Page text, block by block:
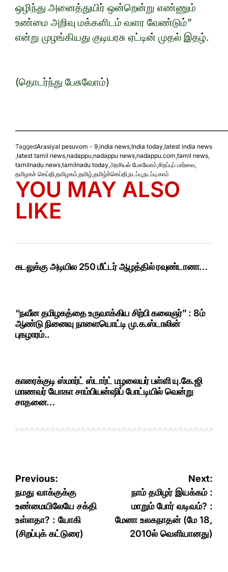
ஒழிந்து அனைத்துயிர் ஒன்றென்று எண்ணும்
உண்மை அறிவு மக்களிடம் வளர வேண்டும்”
என்று முழங்கியது குடியரசு ஏட்டின் முதல் இதழ்.
(தொடர்ந்து பேசுவோம்)
TaggedArasiyal pesuvom - 9,india news,India today,latest india news
,latest tamil news,nadappu,nadappu news,nadappu.com,tamil news,
tamilnadu news,tamilnadu today,அரசியல் பேசுவோம்,சிறப்புப் பார்வை,
தமிழகச் செய்தி,தமிழகம்,தமிழ்,தமிழ்ச்செய்தி,நடப்பு,நடப்பு.காம்
YOU MAY ALSO
LIKE
கடலுக்கு அடியில 250 மீட்டர் ஆழத்தில் ரவுண்டானா…
“நவீன தமிழகத்தை உருவாக்கிய சிற்பி கலைஞர்” : 8ம்
ஆண்டு நினைவு நாளையொட்டி மு.க.ஸ்டாலின்
புகழாரம்..
காரைக்குடி ஸ்மார்ட் ஸ்டார்ட் மழலையர் பள்ளி யு.கே.ஜி
மாணவர் யோகா சாம்பியன்ஷிப் போட்டியில் வென்று
சாதனை…
Post
navigation
Previous:
நமது வாக்குக்கு
உண்மையிலேயே சக்தி
உள்ளதா? : யோகி
(சிறப்புக் கட்டுரை)
Next:
நாம் தமிழர் இயக்கம் :
மாறும் போர் வடிவம்? :
மேனா உலகநாதன் (மே 18,
2010ல் வெளியானது)